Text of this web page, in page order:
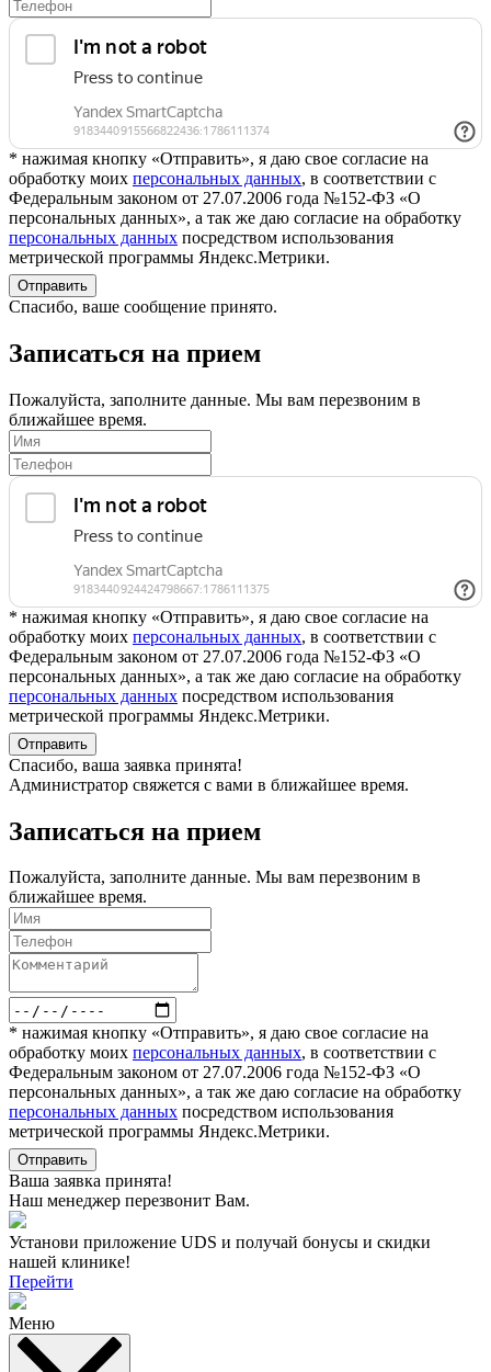
* нажимая кнопку «Отправить», я даю свое согласие на
обработку моих персональных данных, в соответствии с
Федеральным законом от 27.07.2006 года №152-ФЗ «О
персональных данных», а так же даю согласие на обработку
персональных данных посредством использования
метрической программы Яндекс.Метрики.
Отправить
Спасибо, ваше сообщение принято.
Записаться на прием
Пожалуйста, заполните данные. Мы вам перезвоним в
ближайшее время.
* нажимая кнопку «Отправить», я даю свое согласие на
обработку моих персональных данных, в соответствии с
Федеральным законом от 27.07.2006 года №152-ФЗ «О
персональных данных», а так же даю согласие на обработку
персональных данных посредством использования
метрической программы Яндекс.Метрики.
Отправить
Спасибо, ваша заявка принята!
Администратор свяжется с вами в ближайшее время.
Записаться на прием
Пожалуйста, заполните данные. Мы вам перезвоним в
ближайшее время.
* нажимая кнопку «Отправить», я даю свое согласие на
обработку моих персональных данных, в соответствии с
Федеральным законом от 27.07.2006 года №152-ФЗ «О
персональных данных», а так же даю согласие на обработку
персональных данных посредством использования
метрической программы Яндекс.Метрики.
Отправить
Ваша заявка принята!
Наш менеджер перезвонит Вам.
Установи приложение UDS и получай бонусы и скидки
нашей клинике!
Перейти
Меню